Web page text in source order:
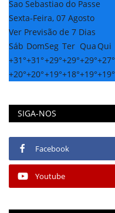
Sao Sebastiao do Passe
Sexta-Feira, 07 Agosto
Ver Previsão de 7 Dias
Sáb DomSeg Ter Qua Qui
+31°+31°+29°+29°+29°+27°
+20°+20°+19°+18°+19°+19°
SIGA-NOS
Facebook
Youtube